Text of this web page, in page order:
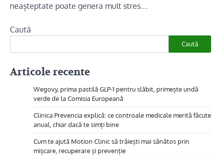
neașteptate poate genera mult stres.…
Caută
Caută
Articole recente
Wegovy, prima pastilă GLP-1 pentru slăbit, primește undă
verde de la Comisia Europeană
Clinica Prevencia explică: ce controale medicale merită făcute
anual, chiar dacă te simți bine
Cum te ajută Motion Clinic să trăiești mai sănătos prin
mișcare, recuperare și prevenție